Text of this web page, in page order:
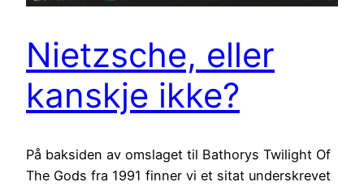
Nietzsche, eller
kanskje ikke?
På baksiden av omslaget til Bathorys Twilight Of
The Gods fra 1991 finner vi et sitat underskrevet